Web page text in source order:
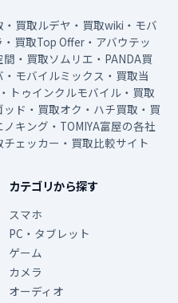
買取ルデヤ・買取wiki・モバ
買取Top Offer・アバウテッ
・買取ソムリエ・PANDA買
モバイルミックス・買取当
トゥインクルモバイル・買取
ド・買取オク・ハチ買取・買
キング・TOMIYA富屋の各社
ェッカー・買取比較サイト
カテゴリから探す
スマホ
PC・タブレット
ゲーム
カメラ
オーディオ